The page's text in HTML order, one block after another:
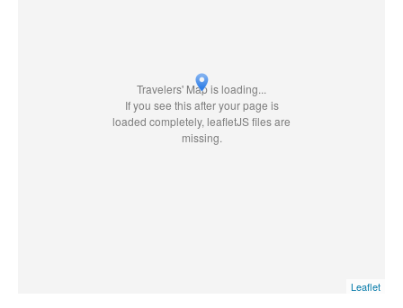
Travelers' Map is loading...
If you see this after your page is
loaded completely, leafletJS files are
missing.
Leaflet